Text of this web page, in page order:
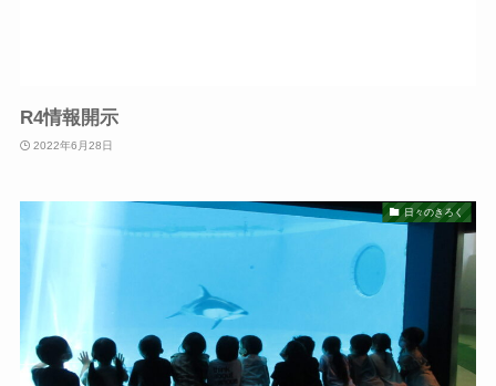
R4情報開示
2022年6月28日
日々のきろく